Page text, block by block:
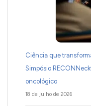
Ciência que
Simpósio
oncológico
18 de julho de 2026